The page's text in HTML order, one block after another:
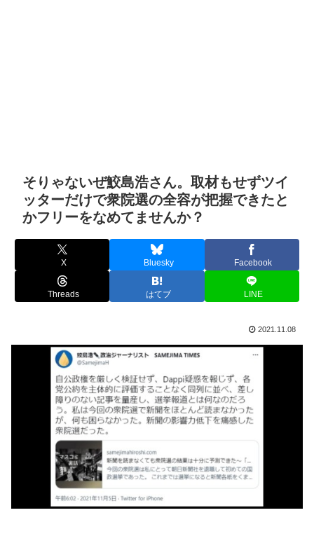
そりゃないぜ鮫島浩さん。取材もせずツイ
ッターだけで衆院選の全容が把握できたと
かフリーをなめてませんか？
X Bluesky Facebook
Threads はてブ LINE
2021.11.08